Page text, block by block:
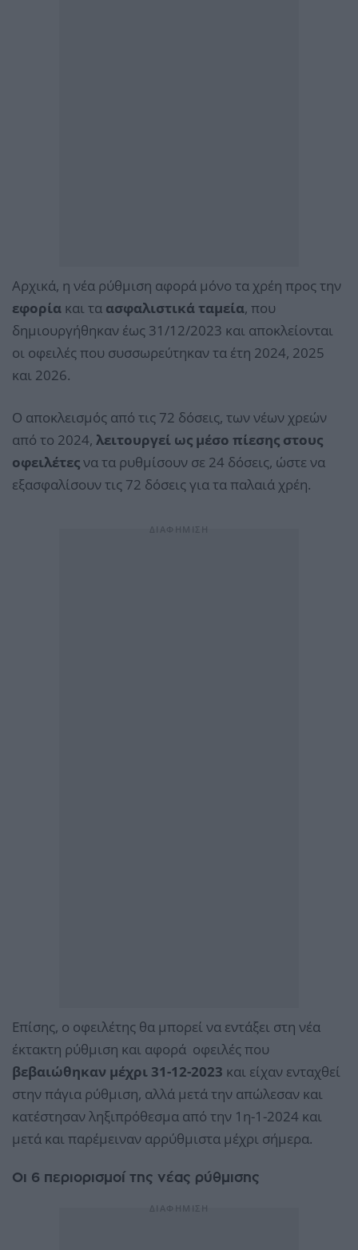
Αρχικά, η νέα ρύθμιση αφορά μόνο τα χρέη προς την
εφορία και τα ασφαλιστικά ταμεία, που
δημιουργήθηκαν έως 31/12/2023 και αποκλείονται
οι οφειλές που συσσωρεύτηκαν τα έτη 2024, 2025
και 2026.
Ο αποκλεισμός από τις 72 δόσεις, των νέων χρεών
από το 2024, λειτουργεί ως μέσο πίεσης στους
οφειλέτεςνα τα ρυθμίσουν σε 24 δόσεις, ώστε να
εξασφαλίσουν τις 72 δόσεις για τα παλαιά χρέη.
Επίσης, ο οφειλέτης θα μπορεί να εντάξει στη νέα
έκτακτη ρύθμιση και αφορά οφειλές που
βεβαιώθηκαν μέχρι 31-12-2023 και είχαν ενταχθεί
στην πάγια ρύθμιση, αλλά μετά την απώλεσαν και
κατέστησαν ληξιπρόθεσμα από την 1η-1-2024 και
μετά και παρέμειναν αρρύθμιστα μέχρι σήμερα.
Οι 6 περιορισμοί της νέας ρύθμισης